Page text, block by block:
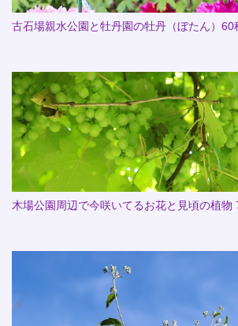
古石場親水公園と牡丹園の牡丹（ぼたん）60
木場公園周辺で今咲いてるお花と見頃の植物